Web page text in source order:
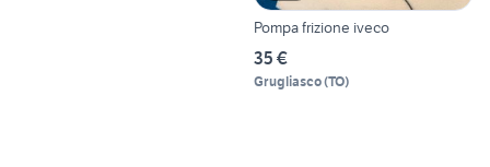
Pompa frizione iveco
35 €
Grugliasco(TO)